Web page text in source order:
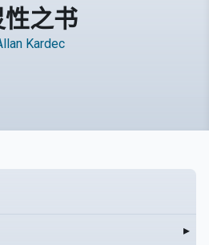
之书
Kardec
▸